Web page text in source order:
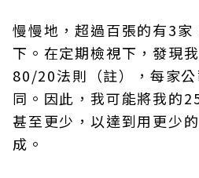
慢慢地，超過百張的有3家
下。在定期檢視下，發現
80/20法則（註），每家
同。因此，我可能將我的
甚至更少，以達到用更少
成。